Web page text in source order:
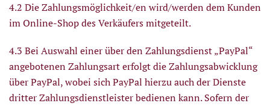
4.2 Die Zahlungsmöglichkeit/en wird/werden dem Kunden
im Online-Shop des Verkäufers mitgeteilt.
4.3 Bei Auswahl einer über den Zahlungsdienst „PayPal“
angebotenen Zahlungsart erfolgt die Zahlungsabwicklung
über PayPal, wobei sich PayPal hierzu auch der Dienste
dritter Zahlungsdienstleister bedienen kann. Sofern der